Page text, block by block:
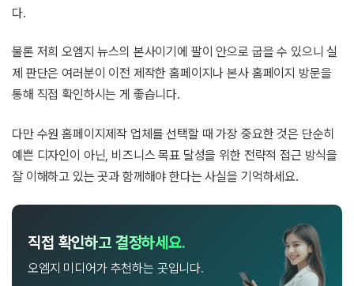
다.
물론 저희 오엠지 뉴스의 본사이기에 팔이 안으로 굽을 수 있으니 실
제 판단은 여러분이 이전 제작한 홈페이지나 본사 홈페이지 방문을
통해 직접 확인하시는 게 좋습니다.
다만 수원 홈페이지제작 업체를 선택할 때 가장 중요한 것은 단순히
예쁜 디자인이 아닌, 비즈니스 목표 달성을 위한 전략적 접근 방식을
잘 이해하고 있는 곳과 함께해야 한다는 사실을 기억하세요.
직접 확인하고 결정하세요.
오엠지 미디어가 추천하는 곳입니다.